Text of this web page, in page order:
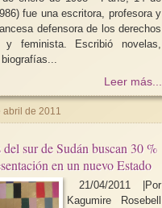
fue una escritora, profesora y
defensora de los derechos
y feminista.​ Escribió novelas,
Leer más...
abril de 2011
sur de Sudán buscan 30 %
en un nuevo Estado
21/04/2011 |Por
Kagumire Rosebell